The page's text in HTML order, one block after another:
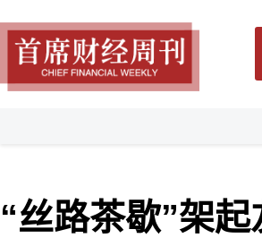
“丝路茶歇”架